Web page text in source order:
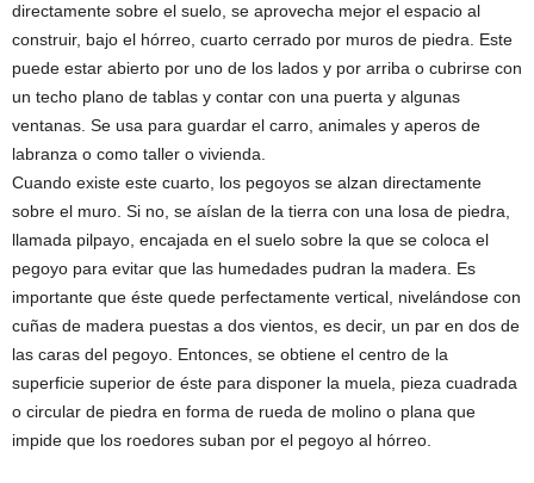
directamente sobre el suelo, se aprovecha mejor el espacio al
construir, bajo el hórreo, cuarto cerrado por muros de piedra. Este
puede estar abierto por uno de los lados y por arriba o cubrirse con
un techo plano de tablas y contar con una puerta y algunas
ventanas. Se usa para guardar el carro, animales y aperos de
labranza o como taller o vivienda.
Cuando existe este cuarto, los pegoyos se alzan directamente
sobre el muro. Si no, se aíslan de la tierra con una losa de piedra,
llamada pilpayo, encajada en el suelo sobre la que se coloca el
pegoyo para evitar que las humedades pudran la madera. Es
importante que éste quede perfectamente vertical, nivelándose con
cuñas de madera puestas a dos vientos, es decir, un par en dos de
las caras del pegoyo. Entonces, se obtiene el centro de la
superficie superior de éste para disponer la muela, pieza cuadrada
o circular de piedra en forma de rueda de molino o plana que
impide que los roedores suban por el pegoyo al hórreo.